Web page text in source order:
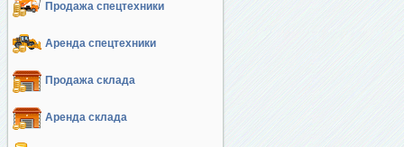
Продажа спецтехники
Аренда спецтехники
Продажа склада
Аренда склада